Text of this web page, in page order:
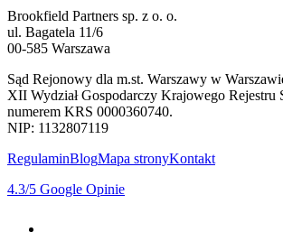
Brookfield Partners sp. z o. o.
ul. Bagatela 11/6
00-585 Warszawa
Sąd Rejonowy dla m.st. Warszawy w
XII Wydział Gospodarczy Krajowego Rejestru
numerem KRS 0000360740.
NIP: 1132807119
RegulaminBlogMapa stronyKontakt
4.3/5 Google Opinie